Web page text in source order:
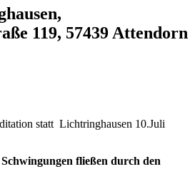
119, 57439 Attendorn
statt Lichtringhausen 10.Juli
fließen durch den